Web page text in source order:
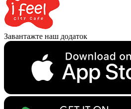
Завантажте наш додаток